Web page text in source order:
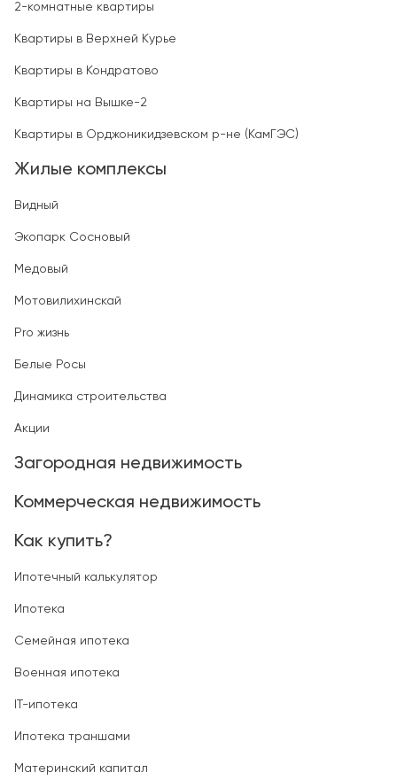
2-комнатные квартиры
Квартиры в Верхней Курье
Квартиры в Кондратово
Квартиры на Вышке-2
Квартиры в Орджоникидзевском р-не (КамГЭС)
Жилые комплексы
Видный
Экопарк Сосновый
Медовый
Мотовилихинскай
Pro жизнь
Белые Росы
Динамика строительства
Акции
Загородная недвижимость
Коммерческая недвижимость
Как купить?
Ипотечный калькулятор
Ипотека
Семейная ипотека
Военная ипотека
IT-ипотека
Ипотека траншами
Материнский капитал